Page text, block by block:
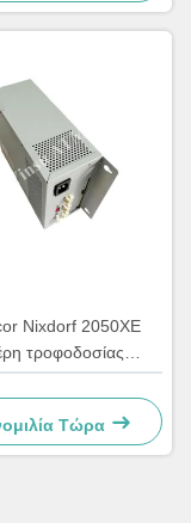
Nixdorf 2050XE
τροφοδοσίας
ενέργειας
ATM 24V
1750069162
Τώρα